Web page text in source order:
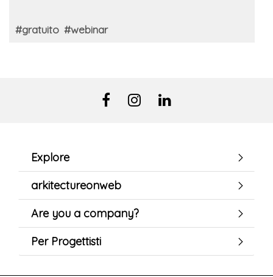
#gratuito #webinar
Explore
arkitectureonweb
Are you a company?
Per Progettisti